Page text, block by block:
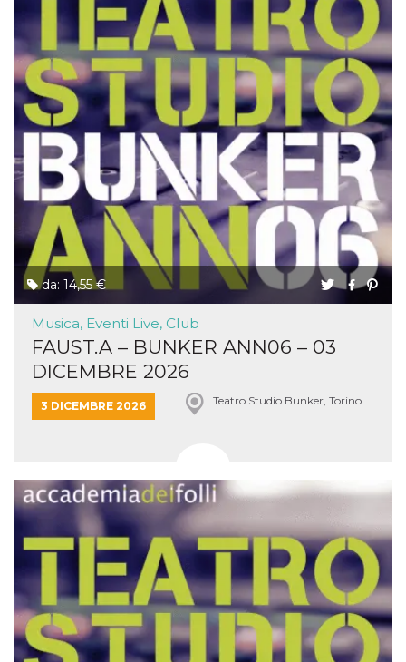
da: 14,55 €
Musica, Eventi Live, Club
FAUST.A – BUNKER ANN06 – 03
DICEMBRE 2026
3 DICEMBRE 2026 Teatro Studio Bunker, Torino